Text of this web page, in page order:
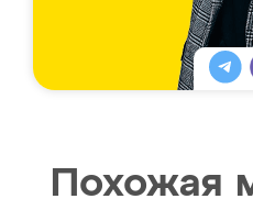
Похожая